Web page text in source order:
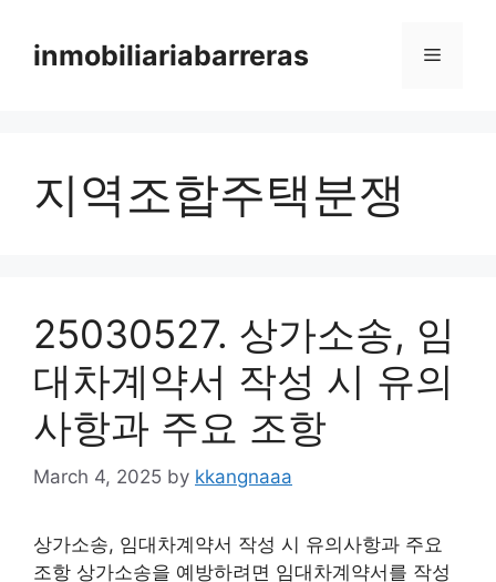
contentinmobiliariabarreras Menu
지역조합주택분쟁
25030527. 상가소송, 임
대차계약서 작성 시 유의
사항과 주요 조항
March 4, 2025 by kkangnaaa
상가소송, 임대차계약서 작성 시 유의사항과 주요
조항 상가소송을 예방하려면 임대차계약서를 작성